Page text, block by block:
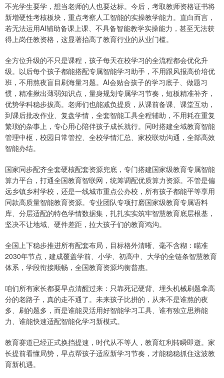
不光学生要学，想当老师的人也要达标。今后，考取教师资格证书将
新增硬性考核板块，重点考察人工智能的实操教学能力。直白而言，
若无法运用AI辅助备课上课、不具备智能教学实操能力，甚至无法获
得上岗任教资格，这显著抬高了教育行业的从业门槛。
全方位升级的不只是课程，孩子每天在校学习的全流程都会优化升
级。以后每个孩子都能搭配专属智能学习助手，不用跟风报高价培优
班，不用熬夜盲目刷海量习题。AI会贴合孩子的学习底子、做题习
惯，精准揪出薄弱知识点，量身规划专属学习节奏，短板精准补齐，
优势学科稳步拔高。老师们也能减负提质，从课前备课、课堂互动，
到课后批改作业、复盘学情，全套智能工具全程辅助，不用耗在重复
繁琐的杂事上，专心用心陪伴孩子成长就行。同时搭建全域教育智能
管理中枢，校园日常管控、全校学情汇总、家校联动沟通，全部高效
智能办结。
国家同步配齐全套硬核配套资源兜底，专门搭建国家级教育专属智能
算力平台，打通全国教育智联网，统筹调配优质算力资源。不管是偏
远乡镇乡村学校，还是一线城市重点公办校，所有孩子都能平等享用
同款高质量智能教育资源。专业团队专项打磨国家级教育专属语料
库、分层适配的特色学情数据集，扎扎实实筑牢智慧教育底层根基，
坚决不让地域、硬件差距，拉大孩子们的教育鸿沟。
全国上下稳步推进所有配套布局，目标格外清晰、毫不含糊：瞄准
2030年节点，建成覆盖学前、小学、初高中、大学的全链条智慧教育
体系，学段衔接顺畅，全国教育资源均衡普惠。
咱们所有家长都要早点清醒过来：只靠死记硬背、埋头机械刷题拿高
分的老路子，真的走不通了。未来孩子比拼的，从来不是谁熬的夜
多、刷的题多，而是谁能灵活用好智能学习工具、谁有独立思辨能
力、谁能快速适配智能化学习新模式。
教育赛道已经正式换挡提速，时代从不等人，教育红利转瞬即逝。家
长提前看懂局势，早点帮孩子适应新学习节奏，才能稳稳抓住这波教
育新机遇。